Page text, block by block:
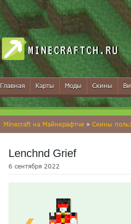
MINECRAFTCH.RU
Главная Карты Моды Скины
Minecraft на Майнкрафтче » Скины
Lenchnd Grief
6 сентября 2022